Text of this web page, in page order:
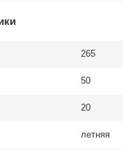
265
50
20
летняя